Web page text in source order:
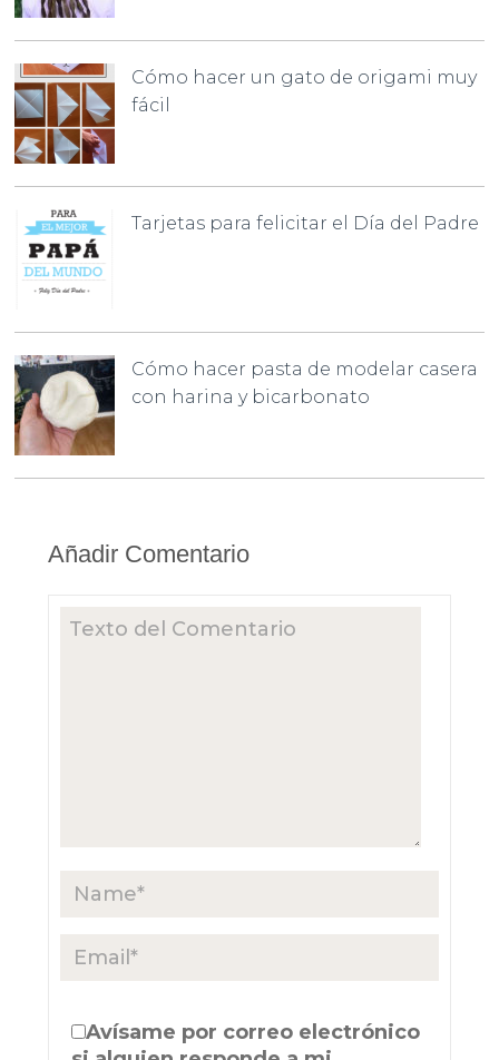
Cómo hacer un gato de origami muy
fácil
Tarjetas para felicitar el Día del Padre
Cómo hacer pasta de modelar casera
con harina y bicarbonato
Añadir Comentario
Avísame por correo electrónico